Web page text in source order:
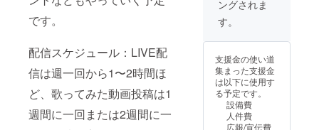
です。
配信スケジュール：LIVE配
信は週一回から1〜2時間ほ
ど、歌ってみた動画投稿は1
週間に一回または2週間に一
ングされま
す。
支援金の使い道
集まった支援金
は以下に使用す
る予定です。
設備費
人件費
広報/宣伝費